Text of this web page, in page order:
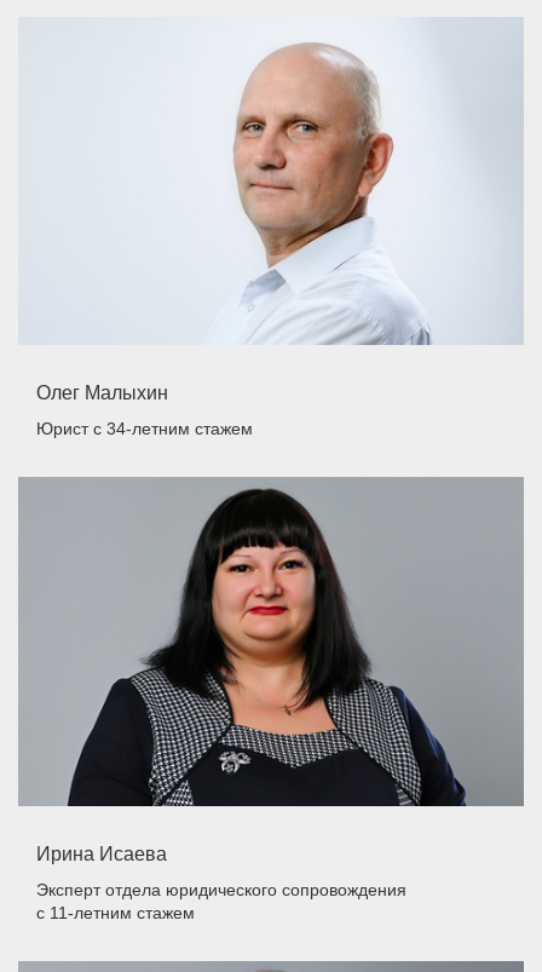
Олег Малыхин
Юристс 34-летним стажем
Ирина Исаева
Эксперт отдела юридического сопровождения
с 11-летним стажем